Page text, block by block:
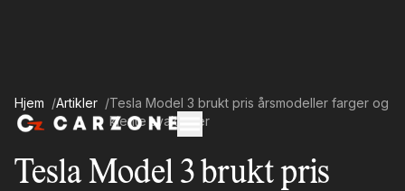
Hjem /Artikler /Tesla Model 3 brukt pris årsmodeller farger og
kjente svakheter
Tesla Model 3 brukt pris